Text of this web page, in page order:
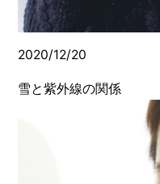
2020/12/20
雪と紫外線の関係